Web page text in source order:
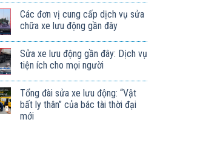
Các đơn vị cung cấp dịch vụ sửa
chữa xe lưu động gần đây
Sửa xe lưu động gần đây: Dịch vụ
tiện ích cho mọi người
Tổng đài sửa xe lưu động: “Vật
bất ly thân” của bác tài thời đại
mới